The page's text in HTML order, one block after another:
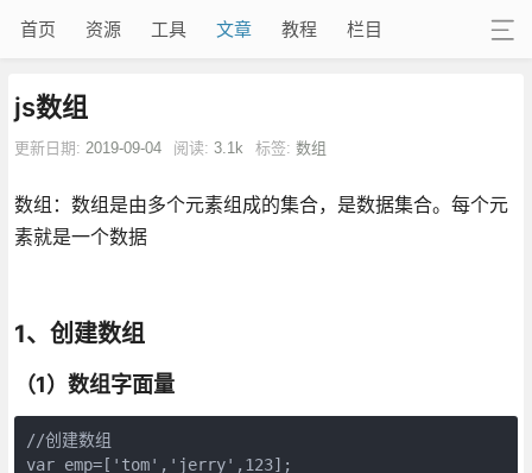
首页 资源 工具 文章 教程 栏目
js数组
更新日期: 2019-09-04 阅读: 3.1k 标签: 数组
数组：数组是由多个元素组成的集合，是数据集合。每个元
素就是一个数据
1、创建数组
（1）数组字面量
//创建数组
var emp=['tom','jerry',123];